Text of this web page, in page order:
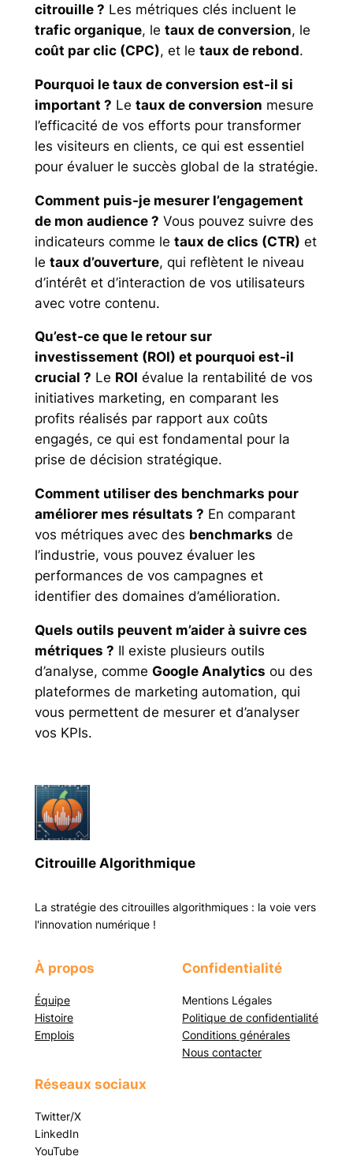
citrouille ? Les métriques clés incluent le
trafic organique, le taux de conversion, le
coût par clic (CPC), et le taux de rebond.
Pourquoi le taux de conversion est-il si
important ? Le taux de conversion mesure
l’efficacité de vos efforts pour transformer
les visiteurs en clients, ce qui est essentiel
pour évaluer le succès global de la stratégie.
Comment puis-je mesurer l’engagement
de mon audience ? Vous pouvez suivre des
indicateurs comme le taux de clics (CTR) et
le taux d’ouverture, qui reflètent le niveau
d’intérêt et d’interaction de vos utilisateurs
avec votre contenu.
Qu’est-ce que le retour sur
investissement (ROI) et pourquoi est-il
crucial ? Le ROI évalue la rentabilité de vos
initiatives marketing, en comparant les
profits réalisés par rapport aux coûts
engagés, ce qui est fondamental pour la
prise de décision stratégique.
Comment utiliser des benchmarks pour
améliorer mes résultats ? En comparant
vos métriques avec des benchmarks de
l’industrie, vous pouvez évaluer les
performances de vos campagnes et
identifier des domaines d’amélioration.
Quels outils peuvent m’aider à suivre ces
métriques ? Il existe plusieurs outils
d’analyse, comme Google Analytics ou des
plateformes de marketing automation, qui
vous permettent de mesurer et d’analyser
vos KPIs.
Citrouille Algorithmique
La stratégie des citrouilles algorithmiques : la voie vers
l'innovation numérique !
À propos
Équipe
Histoire
Emplois
Confidentialité
Mentions Légales
Politique de confidentialité
Conditions générales
Nous contacter
Réseaux sociaux
Twitter/X
LinkedIn
YouTube